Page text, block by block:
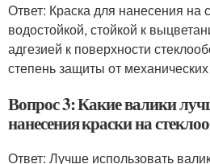
Ответ: Краска для нанесения на
водостойкой, стойкой к
адгезией к поверхности
степень защиты от
Вопрос 3: Какие валики
нанесения краски на
Ответ: Лучше использовать